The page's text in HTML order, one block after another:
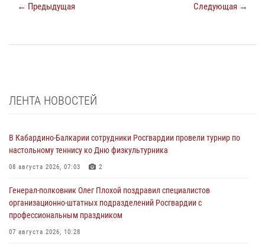
← Предыдущая Следующая →
ЛЕНТА НОВОСТЕЙ
В Кабардино-Балкарии сотрудники Росгвардии провели турнир по
настольному теннису ко Дню физкультурника
08 августа 2026, 07:03 2
Генерал-полковник Олег Плохой поздравил специалистов
организационно-штатных подразделений Росгвардии с
профессиональным праздником
07 августа 2026, 10:28